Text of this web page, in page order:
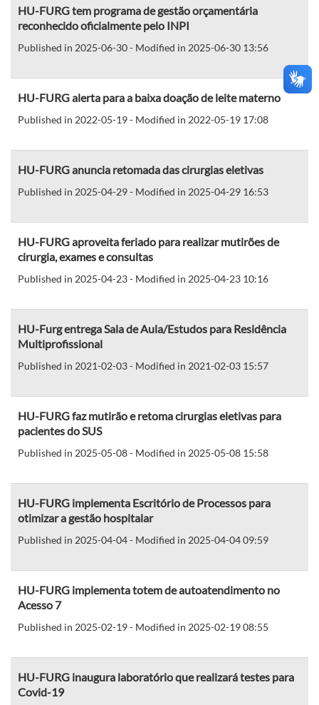
HU-FURG tem programa de gestão orçamentária
reconhecido oficialmente pelo INPI
Published in 2025-06-30 - Modified in 2025-06-30 13:56
HU-FURG alerta para a baixa doação de leite materno
Published in 2022-05-19 - Modified in 2022-05-19 17:08
HU-FURG anuncia retomada das cirurgias eletivas
Published in 2025-04-29 - Modified in 2025-04-29 16:53
HU-FURG aproveita feriado para realizar mutirões de
cirurgia, exames e consultas
Published in 2025-04-23 - Modified in 2025-04-23 10:16
HU-Furg entrega Sala de Aula/Estudos para Residência
Multiprofissional
Published in 2021-02-03 - Modified in 2021-02-03 15:57
HU-FURG faz mutirão e retoma cirurgias eletivas para
pacientes do SUS
Published in 2025-05-08 - Modified in 2025-05-08 15:58
HU-FURG implementa Escritório de Processos para
otimizar a gestão hospitalar
Published in 2025-04-04 - Modified in 2025-04-04 09:59
HU-FURG implementa totem de autoatendimento no
Acesso 7
Published in 2025-02-19 - Modified in 2025-02-19 08:55
HU-FURG inaugura laboratório que realizará testes para
Covid-19